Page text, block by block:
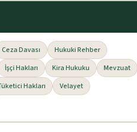
Ceza Davası
Hukuki Rehber
İşçi Hakları Kira Hukuku
Mevzuat
Hakları
Velayet